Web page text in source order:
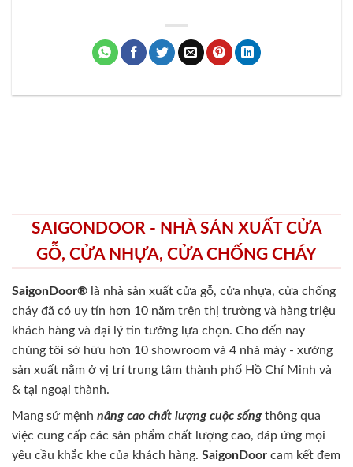
SAIGONDOOR - NHÀ SẢN XUẤT CỬA
GỖ, CỬA NHỰA, CỬA CHỐNG CHÁY
SaigonDoor® là nhà sản xuất cửa gỗ, cửa nhựa, cửa chống
cháy đã có uy tín hơn 10 năm trên thị trường và hàng triệu
khách hàng và đại lý tin tưởng lựa chọn. Cho đến nay
chúng tôi sở hữu hơn 10 showroom và 4 nhà máy - xưởng
sản xuất nằm ở vị trí trung tâm thành phố Hồ Chí Minh và
& tại ngoại thành.
Mang sứ mệnh nâng cao chất lượng cuộc sốngthông qua
việc cung cấp các sản phẩm chất lượng cao, đáp ứng mọi
yêu cầu khắc khe của khách hàng. SaigonDoor cam kết đem